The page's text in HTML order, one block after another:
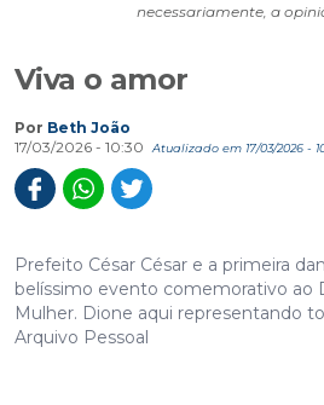
necessariamente, a
Viva o amor
Por Beth João
17/03/2026 - 10:30
Atualizado em 17/03/2026 -
Prefeito César César e a primeira
belíssimo evento comemorativo ao
Mulher. Dione aqui representando
Arquivo Pessoal